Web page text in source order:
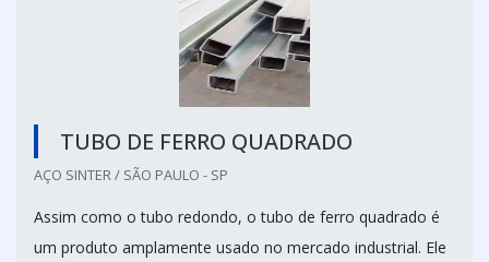
TUBO DE FERRO QUADRADO
AÇO SINTER / SÃO PAULO - SP
Assim como o tubo redondo, o tubo de ferro quadrado é
um produto amplamente usado no mercado industrial. Ele